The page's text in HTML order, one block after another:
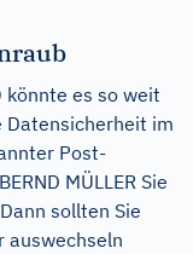
es so weit
Datensicherheit im
Post-
MÜLLER Sie
sollten Sie
auswechseln